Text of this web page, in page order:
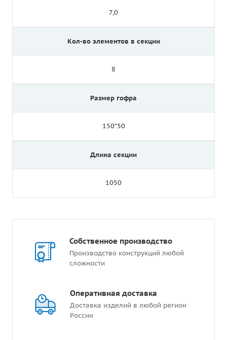
7,0
Кол-во элементов в секции
8
Размер гофра
150*50
Длина секции
1050
Собственное производство
Производство конструкций любой
сложности
Оперативная доставка
Доставка изделий в любой регион
России